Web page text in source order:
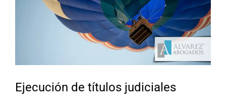
Ejecución de títulos judiciales